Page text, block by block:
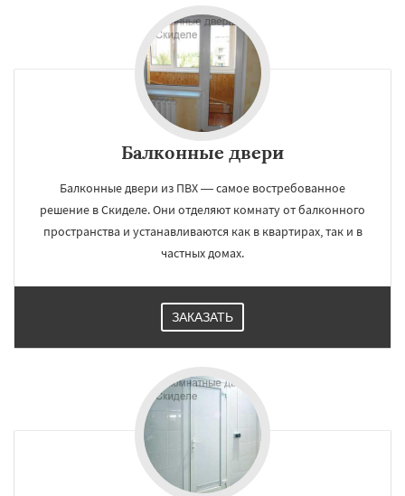
Балконные двери
Балконные двери из ПВХ — самое востребованное
решение в Скиделе. Они отделяют комнату от балконного
пространства и устанавливаются как в квартирах, так и в
частных домах.
ЗАКАЗАТЬ